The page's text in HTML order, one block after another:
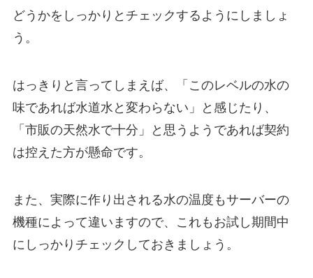
どうかをしっかりとチェックするようにしましょ
う。
はっきりと言ってしまえば、「このレベルの水の
味であれば水道水と変わらない」と感じたり、
「市販の天然水で十分」と思うようであれば契約
は控えた方が懸命です。
また、実際に作り出される水の温度もサーバーの
機種によって違いますので、これもお試し期間中
にしっかりチェックしておきましょう。